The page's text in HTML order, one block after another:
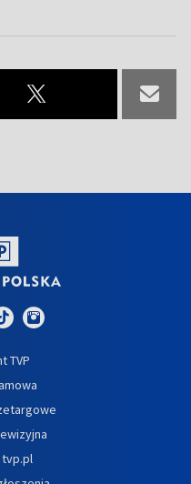
TVP
tvp.pl